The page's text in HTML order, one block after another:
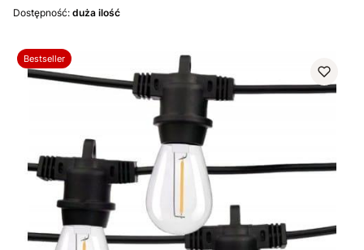
Dostępność: duża ilość
Bestseller